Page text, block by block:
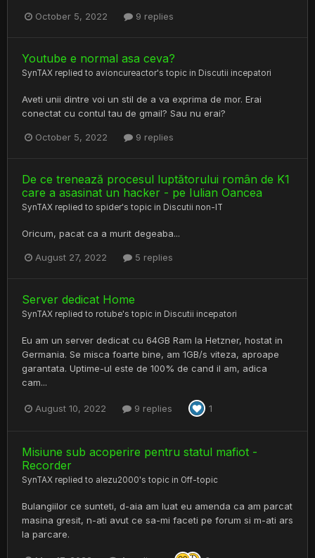
October 5, 2022 9 replies
Youtube e normal asa ceva?
SynTAX replied to avioncureactor's topic in Discutii incepatori
Aveti unii dintre voi un stil de a va exprima de mor. Erai
conectat cu contul tau de gmail? Sau nu erai?
October 5, 2022 9 replies
De ce trenează procesul luptătorului român de K1
care a asasinat un hacker - pe Iulian Oancea
SynTAX replied to spider's topic in Discutii non-IT
Oricum, pacat ca a murit degeaba...
August 27, 2022 5 replies
Server dedicat Home
SynTAX replied to rotube's topic in Discutii incepatori
Eu am un server dedicat cu 64GB Ram la Hetzner, hostat in
Germania. Se misca foarte bine, am 1GB/s viteza, aproape
garantata. Uptime-ul este de 100% de cand il am, adica
cam...
August 10, 2022 9 replies 1
Misiune sub acoperire pentru statul mafiot -
Recorder
SynTAX replied to alezu2000's topic in Off-topic
Bulangiilor ce sunteti, d-aia am luat eu amenda ca am parcat
masina gresit, n-ati avut ce sa-mi faceti pe forum si m-ati ars
la parcare.